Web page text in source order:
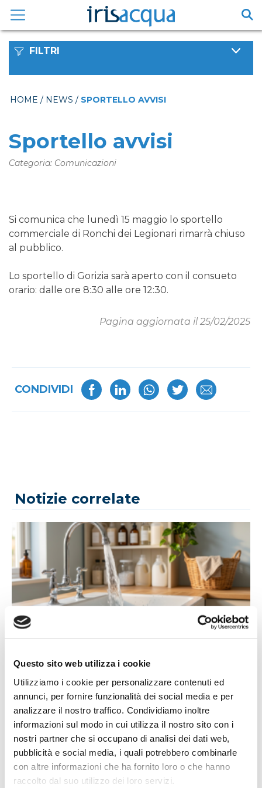
Questo sito web utilizza i cookie
Utilizziamo i cookie per personalizzare contenuti ed
annunci, per fornire funzionalità dei social media e per
analizzare il nostro traffico. Condividiamo inoltre
informazioni sul modo in cui utilizza il nostro sito con i
nostri partner che si occupano di analisi dei dati web,
pubblicità e social media, i quali potrebbero combinarle
con altre informazioni che ha fornito loro o che hanno
raccolto dal suo utilizzo dei loro servizi.
contenuto
FILTRI
HOME / NEWS / SPORTELLO AVVISI
Sportello avvisi
Categoria: Comunicazioni
Si comunica che lunedì 15 maggio lo sportello
commerciale di Ronchi dei Legionari rimarrà chiuso
al pubblico.
Lo sportello di Gorizia sarà aperto con il consueto
orario: dalle ore 8:30 alle ore 12:30.
Pagina aggiornata il 25/02/2025
CONDIVIDI
Notizie correlate
responsabilità di tutti
L'estate porta con sé giornate più calde, campagne più
assetate...